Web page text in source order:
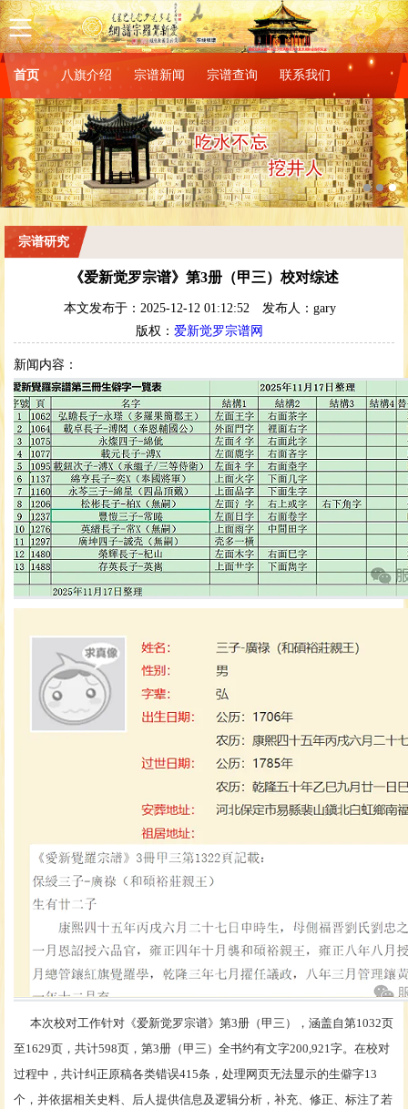
首页 八旗介绍 宗谱新闻 宗谱查询 联系我们
宗谱研究
《爱新觉罗宗谱》第3册（甲三）校对综述
本文发布于：2025-12-12 01:12:52
发布人：gary
版权： 爱新觉罗宗谱网
新闻内容：
本次校对工作针对《爱新觉罗宗谱》第3册（甲三），涵盖自第1032页
至1629页，共计598页，第3册（甲三）全书约有文字200,921字。在校对
过程中，共计纠正原稿各类错误415条，处理网页无法显示的生僻字13
个，并依据相关史料、后人提供信息及逻辑分析，补充、修正、标注了若